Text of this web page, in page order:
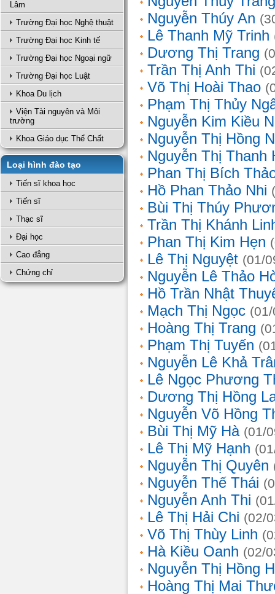
Lâm
Trường Đại học Nghệ thuật
Trường Đại học Kinh tế
Trường Đại học Ngoại ngữ
Trường Đại học Luật
Khoa Du lịch
Viện Tài nguyên và Môi
trường
Khoa Giáo dục Thể Chất
Loại hình đào tạo
Tiến sĩ khoa học
Tiến sĩ
Thạc sĩ
Đại học
Cao đẳng
Chứng chỉ
Nguyễn Thúy An
Lê Thanh Mỹ Trinh
Dương Thị Trang
Trần Thị Anh Thi
Võ Thị Hoài Thao
Phạm Thị Thủy
Nguyễn Kim Kiều
Nguyễn Thị Hồng
Nguyễn Thị Thanh
Phan Thị Bích
Hồ Phan Thảo Nhi
Bùi Thị Thúy
Trần Thị Khánh
Phan Thị Kim Hẹn
Lê Thị Nguyệt (01/
Nguyễn Lê Thảo
Hồ Trần Nhật
Mạch Thị Ngọc
Hoàng Thị Trang
Phạm Thị Tuyến
Nguyễn Lê Khả
Lê Ngọc Phương
Dương Thị Hồng
Nguyễn Võ Hồng
Bùi Thị Mỹ Hà (01/
Lê Thị Mỹ Hạnh
Nguyễn Thị Quyên
Nguyễn Thế Thái
Nguyễn Anh Thi
Lê Thị Hải Chi (02/
Võ Thị Thùy Linh
Hà Kiều Oanh (02/
Nguyễn Thị Hồng
Hoàng Thị Mai